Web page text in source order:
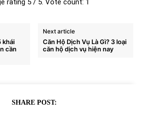
rating 5 / 5. Vote count: 1
khái
cần
Next article
Căn Hộ Dịch Vụ Là Gì? 3 loại
căn hộ dịch vụ hiện nay
SHARE POST: